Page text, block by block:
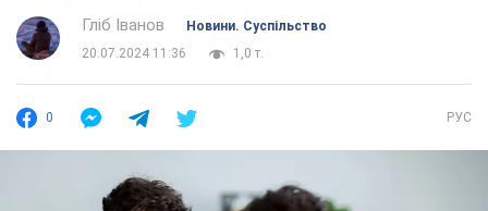
Гліб Іванов
Новини. Суспільство
20.07.2024 11:36
1,0 т.
0 РУС